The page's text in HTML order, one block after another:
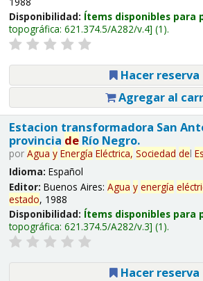
Disponibilidad: Ítems disponibles para
topográfica: 621.374.5/A282/v.4 (1).
Hacer reserva
Agregar al
Estacion transformadora San
provincia deRío Negro.
por Agua y Energía Eléctrica, Sociedad del
Idioma: Español
Editor: Buenos Aires: Agua y energía
estado, 1988
Disponibilidad: Ítems disponibles para
topográfica: 621.374.5/A282/v.3 (1).
Hacer reserva